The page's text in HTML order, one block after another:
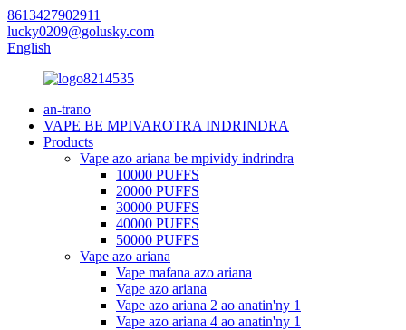
8613427902911
lucky0209@golusky.com
English
an-trano
VAPE BE MPIVAROTRA INDRINDRA
Products
Vape azo ariana be mpividy indrindra
10000 PUFFS
20000 PUFFS
30000 PUFFS
40000 PUFFS
50000 PUFFS
Vape azo ariana
Vape mafana azo ariana
Vape azo ariana
Vape azo ariana 2 ao anatin'ny 1
Vape azo ariana 4 ao anatin'ny 1